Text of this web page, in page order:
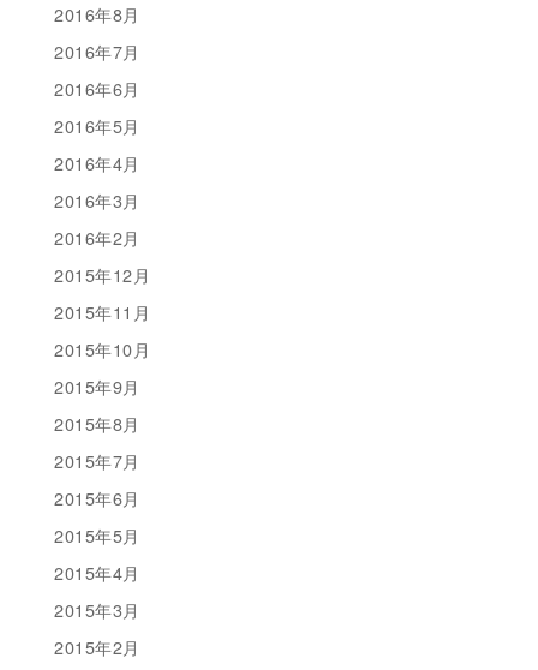
2016年8月
2016年7月
2016年6月
2016年5月
2016年4月
2016年3月
2016年2月
2015年12月
2015年11月
2015年10月
2015年9月
2015年8月
2015年7月
2015年6月
2015年5月
2015年4月
2015年3月
2015年2月